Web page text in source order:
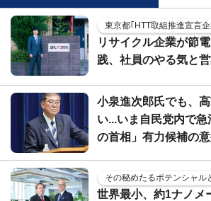
東京都｢HTT取組推進宣言企
リサイクル企業が節
践、社員のやる気と
小泉進次郎氏でも、
い...いま自民党内で
の首相」有力候補の
その秘めたるポテンシャル
世界最小、約1ナノメ